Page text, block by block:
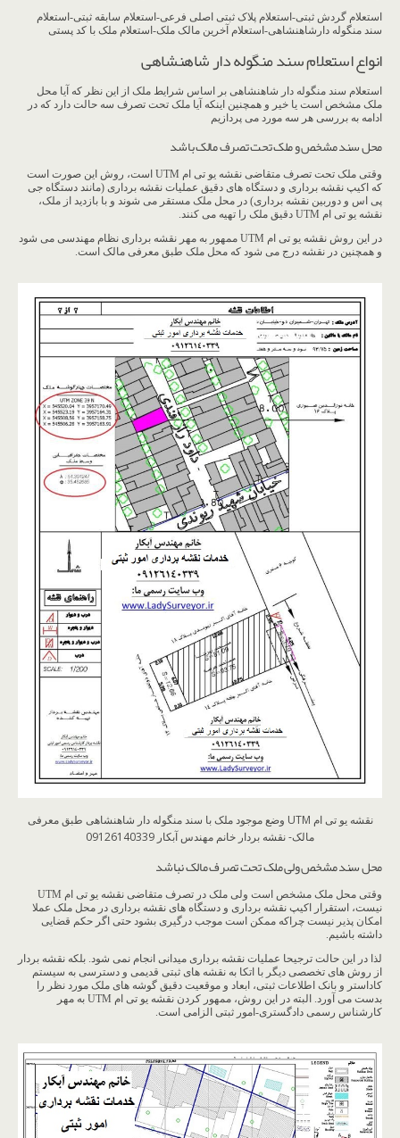
استعلام گردش ثبتی-استعلام پلاک ثبتی اصلی فرعی-استعلام سابقه ثبتی-استعلام
سند منگوله دارشاهنشاهی-استعلام آخرین مالک ملک-استعلام ملک با کد پستی
انواع استعلام سند منگوله دار شاهنشاهی
استعلام سند منگوله دار شاهنشاهی بر اساس شرایط ملک از این نظر که آیا محل
ملک مشخص است یا خیر و همچنین اینکه آیا ملک تحت تصرف سه حالت دارد که در
ادامه به بررسی هر سه مورد می پردازیم
محل سند مشخص و ملک تحت تصرف مالک باشد
وقتی ملک تحت تصرف متقاضی نقشه یو تی ام UTM است، روش این صورت است
که اکیپ نقشه برداری و دستگاه های دقیق عملیات نقشه برداری (مانند دستگاه جی
پی اس و دوربین نقشه برداری) در محل ملک مستقر می شوند و با بازدید از ملک،
نقشه یو تی ام UTM دقیق ملک را تهیه می کنند.
در این روش نقشه یو تی ام UTM ممهور به مهر نقشه برداری نظام مهندسی می شود
و همچنین در نقشه درج می شود که محل ملک طبق معرفی مالک است.
نقشه یو تی ام UTM وضع موجود ملک با سند منگوله دار شاهنشاهی طبق معرفی
مالک- نقشه بردار خانم مهندس آبکار 09126140339
محل سند مشخص ولی ملک تحت تصرف مالک نباشد
وقتی محل ملک مشخص است ولی ملک در تصرف متقاضی نقشه یو تی ام UTM
نیست، استقرار اکیپ نقشه برداری و دستگاه های نقشه برداری در محل ملک عملا
امکان پذیر نیست چراکه ممکن است موجب درگیری بشود حتی اگر حکم قضایی
داشته باشیم.
لذا در این حالت ترجیحا عملیات نقشه برداری میدانی انجام نمی شود. بلکه نقشه بردار
از روش های تخصصی دیگر با اتکا به نقشه های ثبتی قدیمی و دسترسی به سیستم
کاداستر و بانک اطلاعات ثبتی، ابعاد و موقعیت دقیق گوشه های ملک مورد نظر را
بدست می آورد. البته در این روش، ممهور کردن نقشه یو تی ام UTM به مهر
کارشناس رسمی دادگستری-امور ثبتی الزامی است.